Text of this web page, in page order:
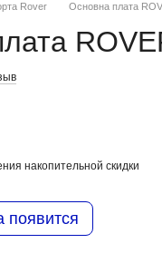
Rover
Основна плата
накопительной скидки
появится